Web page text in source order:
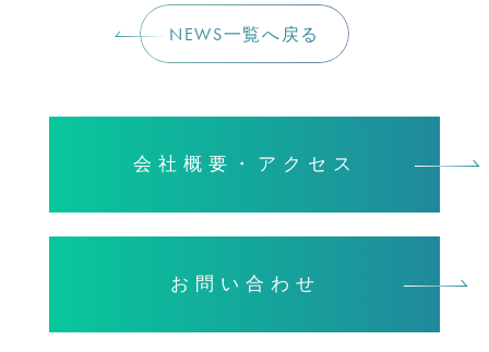
NEWS一覧へ戻る
会社概要・アクセス
お問い合わせ